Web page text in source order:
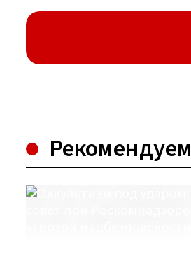
Рекомендуем